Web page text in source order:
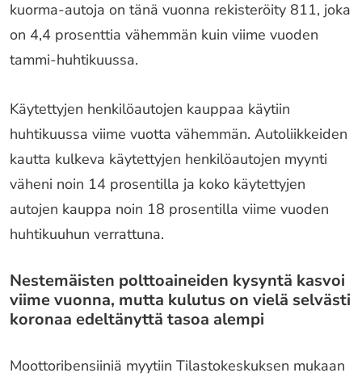
kuorma-autoja on tänä vuonna rekisteröity 811, joka
on 4,4 prosenttia vähemmän kuin viime vuoden
tammi-huhtikuussa.
Käytettyjen henkilöautojen kauppaa käytiin
huhtikuussa viime vuotta vähemmän. Autoliikkeiden
kautta kulkeva käytettyjen henkilöautojen myynti
väheni noin 14 prosentilla ja koko käytettyjen
autojen kauppa noin 18 prosentilla viime vuoden
huhtikuuhun verrattuna.
Nestemäisten polttoaineiden kysyntä kasvoi
viime vuonna, mutta kulutus on vielä selvästi
koronaa edeltänyttä tasoa alempi
Moottoribensiiniä myytiin Tilastokeskuksen mukaan